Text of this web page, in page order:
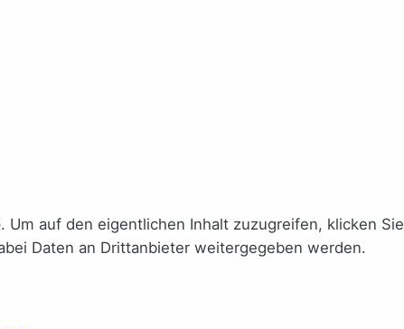
. Um auf den eigentlichen Inhalt zuzugreifen, klicken Sie
Daten an Drittanbieter weitergegeben werden.